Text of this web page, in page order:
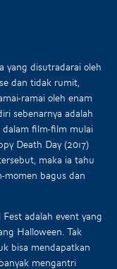
yang disutradarai oleh
dan tidak rumit,
ramai oleh enam
sebenarnya adalah
dalam film-film mulai
Death Day (2017)
maka ia tahu
momen bagus dan
adalah event yang
Halloween. Tak
bisa mendapatkan
mengantri